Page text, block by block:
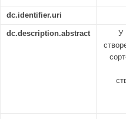
dc.identifier.uri
dc.description.abstract
У